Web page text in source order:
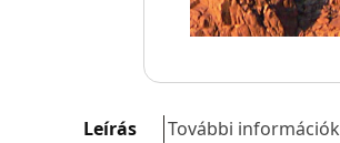
Leírás További információk